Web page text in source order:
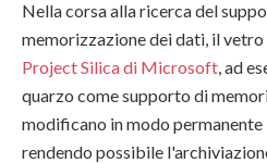
Nella corsa alla ricerca del
memorizzazione dei dati, il vetro
Project Silica di Microsoft , ad
quarzo come supporto di
modificano in modo
rendendo possibile